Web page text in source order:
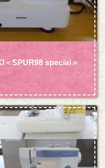
＜SPUR98 special＞